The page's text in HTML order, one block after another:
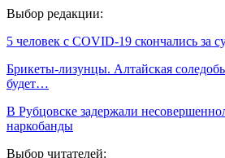
Выбор редакции:
5 человек с COVID-19 скончались за
Брикеты-лизунцы. Алтайская
будет…
В Рубцовске задержали
наркобанды
Выбор читателей: